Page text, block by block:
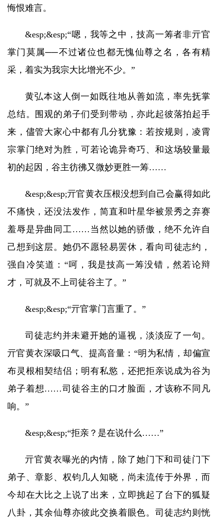
悔恨难言。
&esp;&esp;“嗯，我等之中，技高一筹者非亓官
掌门莫属──不过诸位也都无愧仙尊之名，各有精
采，着实为我宗大比增光不少。”
黄弘本这人倒一如既往地从善如流，率先抚掌
总结。围观的弟子们受到带动，亦此起彼落拍起手
来，儘管大家心中都有几分犹豫：若按规则，凌霄
宗掌门绝对为胜，可若论诡异奇巧、和这场较量最
初的起因，谷主彷彿又微妙更胜一筹……
&esp;&esp;亓官黄衣压根没想到自己会赢得如此
不痛快，还没法发作，简直和叶星华被景秀之弃赛
羞辱是异曲同工……当然以她的骄傲，绝不允许自
己想到这层。她仍不愿轻易罢休，看向司徒志约，
强自冷笑道：“呵，我是技高一筹没错，然若论辩
才，可就及不上司徒谷主了。”
&esp;&esp;“亓官掌门言重了。”
司徒志约并未避开她的逼视，淡淡应了一句。
亓官黄衣深吸口气、提高音量：“明为私情，却偏宣
布灵根相契结侣；明有私慾，还把拒亲说成为谷为
弟子着想……司徒谷主的口才脸面，才该称不同凡
响。”
&esp;&esp;“拒亲？是在说什么……”
亓官黄衣曝光的内情，除了她门下和司徒门下
弟子、章影、权钧几人知晓，尚未流传于外界，而
今却在大比之上说了出来，立即挑起了台下的狐疑
八卦，其余仙尊亦彼此交换着眼色。司徒志约则恍